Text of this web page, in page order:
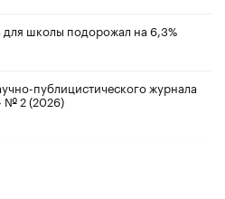
школы подорожал на 6,3%
публицистического журнала
№ 2 (2026)